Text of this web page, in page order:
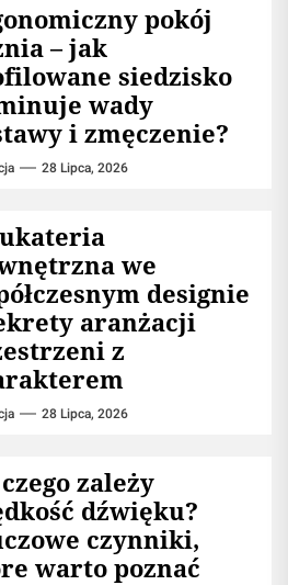
pokój
– jak
siedzisko
wady
i zmęczenie?
28 Lipca, 2026
we
designie
aranżacji
z
28 Lipca, 2026
zależy
dźwięku?
czynniki,
warto poznać